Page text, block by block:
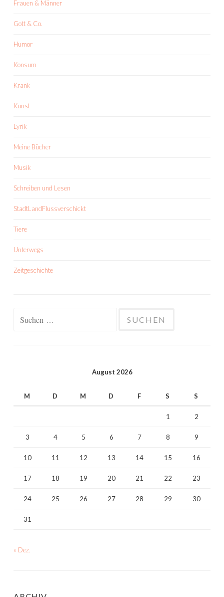
Frauen & Männer
Gott & Co.
Humor
Konsum
Krank
Kunst
Lyrik
Meine Bücher
Musik
Schreiben und Lesen
StadtLandFlussverschickt
Tiere
Unterwegs
Zeitgeschichte
August 2026
M D M D F S S
1 2
3 4 5 6 7 8 9
10 11 12 13 14 15 16
17 18 19 20 21 22 23
24 25 26 27 28 29 30
31
« Dez.